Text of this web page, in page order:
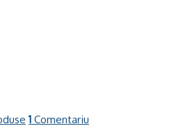
1 Comentariu